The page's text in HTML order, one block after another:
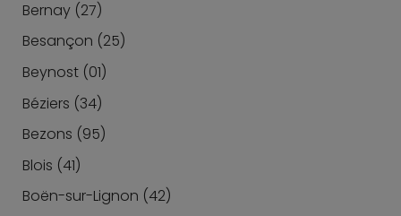
Bernay (27)
Besançon (25)
Beynost (01)
Béziers (34)
Bezons (95)
Blois (41)
Boën-sur-Lignon (42)